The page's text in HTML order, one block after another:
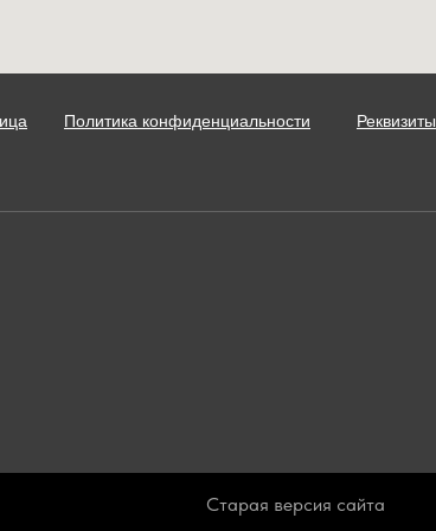
Политика конфиденциальности Реквизиты
Старая версия сайта